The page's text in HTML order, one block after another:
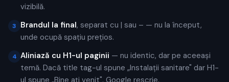
vizibilă.
3 Brandul la final, separat cu | sau – — nu la început,
unde ocupă spațiu prețios.
4 Aliniază cu H1-ul paginii — nu identic, dar pe aceeași
temă. Dacă title tag-ul spune „Instalații sanitare" dar H1-
ul spune „Bine ați venit", Google rescrie.